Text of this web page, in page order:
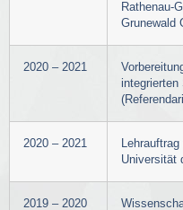
Rathenau-
Grunewald
2020 – 2021
integrierten
2020 – 2021
Universität
2019 – 2020